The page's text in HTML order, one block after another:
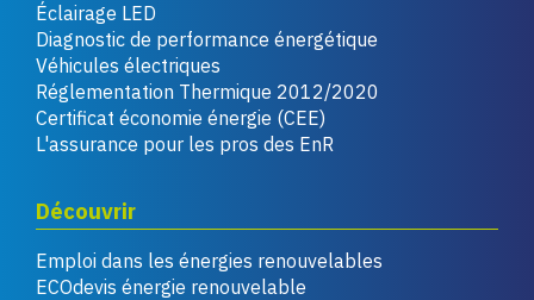
Éclairage LED
Diagnostic de performance énergétique
Véhicules électriques
Réglementation Thermique 2012/2020
Certificat économie énergie (CEE)
L'assurance pour les pros des EnR
Découvrir
Emploi dans les énergies renouvelables
ECOdevis énergie renouvelable